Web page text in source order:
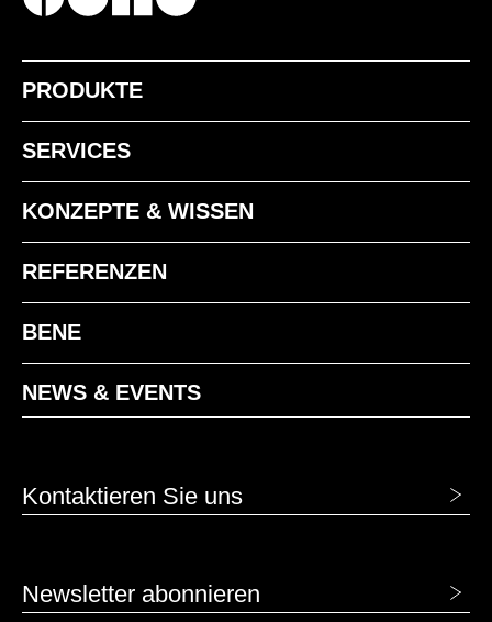
PRODUKTE
SERVICES
KONZEPTE & WISSEN
REFERENZEN
BENE
NEWS & EVENTS
Kontaktieren Sie uns
Newsletter abonnieren